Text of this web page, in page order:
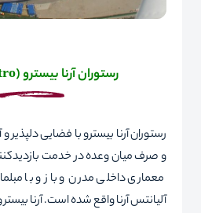
رستوران آرنا بیسترو (
رستوران آرنا بیسترو با فضایی
و صرف میان وعده در خدمت
معماری داخلی مدرن و باز و با
آلیانتس آرنا واقع شده است. آرنا